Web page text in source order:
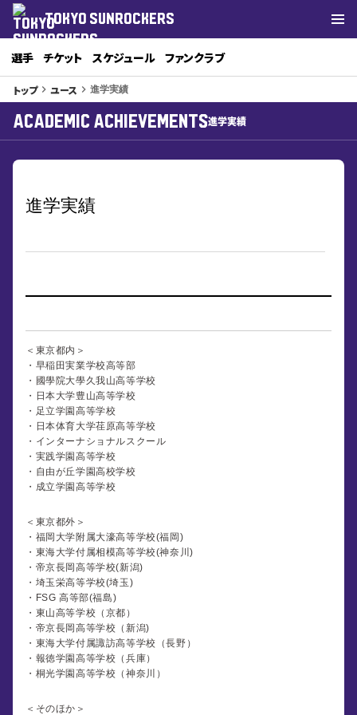
TOKYO SUNROCKERS
選手 チケット スケジュール ファンクラブ
トップkeyboard_arrow_right ユース keyboard_arrow_right 進学実績
Academic Achievements進学実績
進学実績
＜東京都内＞
・早稲田実業学校高等部
・國學院大學久我山高等学校
・日本大学豊山高等学校
・足立学園高等学校
・日本体育大学荏原高等学校
・インターナショナルスクール
・実践学園高等学校
・自由が丘学園高校学校
・成立学園高等学校
＜東京都外＞
・福岡大学附属大濠高等学校(福岡)
・東海大学付属相模高等学校(神奈川)
・帝京長岡高等学校(新潟)
・埼玉栄高等学校(埼玉)
・FSG 高等部(福島)
・東山高等学校（京都）
・帝京長岡高等学校（新潟)
・東海大学付属諏訪高等学校（長野）
・報徳学園高等学校（兵庫）
・桐光学園高等学校（神奈川）
＜そのほか＞